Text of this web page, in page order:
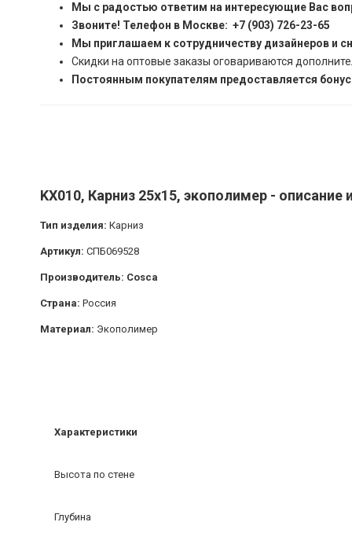
Мы с радостью ответим на интересующие Вас
Звоните! Телефон в Москве: +7 (903) 726-23-65
Мы приглашаем к сотрудничеству дизайнеров и
Скидки на оптовые заказы оговариваются
Постоянным покупателям предоставляется
KX010, Карниз 25х15, экополимер - описание
Тип изделия: Карниз
Артикул: СПБ069528
Производитель: Cosca
Страна: Россия
Материал: Экополимер
Характеристики
Высота по стене
Глубина